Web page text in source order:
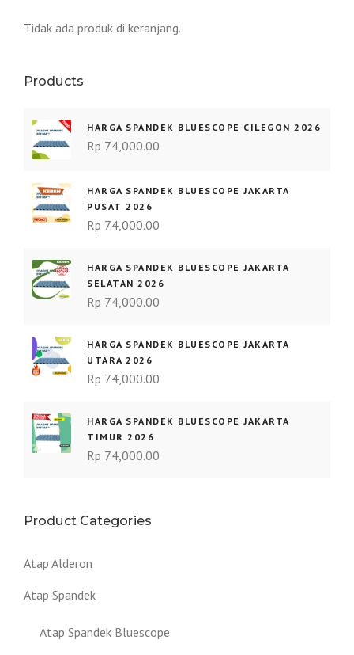
Tidak ada produk di keranjang.
Products
HARGA SPANDEK BLUESCOPE CILEGON 2026
Rp 74,000.00
HARGA SPANDEK BLUESCOPE JAKARTA
PUSAT 2026
Rp 74,000.00
HARGA SPANDEK BLUESCOPE JAKARTA
SELATAN 2026
Rp 74,000.00
HARGA SPANDEK BLUESCOPE JAKARTA
UTARA 2026
Rp 74,000.00
HARGA SPANDEK BLUESCOPE JAKARTA
TIMUR 2026
Rp 74,000.00
Product Categories
Atap Alderon
Atap Spandek
Atap Spandek Bluescope